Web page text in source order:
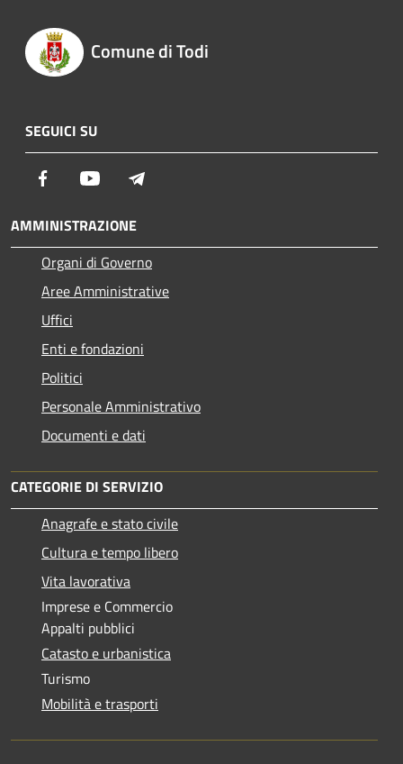
Comune di Todi
SEGUICI SU
Facebook Youtube
AMMINISTRAZIONE
Organi di Governo
Aree Amministrative
Uffici
Enti e fondazioni
Politici
Personale Amministrativo
Documenti e dati
CATEGORIE DI SERVIZIO
Anagrafe e stato civile
Cultura e tempo libero
Vita lavorativa
Imprese e Commercio
Appalti pubblici
Catasto e urbanistica
Turismo
Mobilità e trasporti